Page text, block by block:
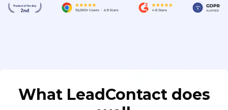
What LeadContact does